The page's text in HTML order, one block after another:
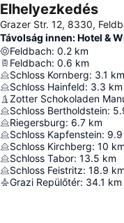
Elhelyezkedés
Grazer Str. 12, 8330,
Távolság innen: Hotel &
Feldbach: 0.2 km
Feldbach: 0.6 km
Schloss Kornberg: 3.1 km
Schloss Hainfeld: 3.3 km
Zotter Schokoladen
Schloss Bertholdstein:
Riegersburg: 6.7 km
Schloss Kapfenstein: 9.9
Schloss Kirchberg: 10 km
Schloss Tabor: 13.5 km
Schloss Feistritz: 18.9 km
Grazi Repülőtér: 34.1 km